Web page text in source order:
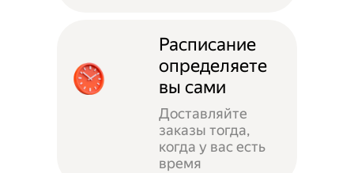
Расписание
определяете
вы сами
Доставляйте
заказы тогда,
когда у вас есть
время